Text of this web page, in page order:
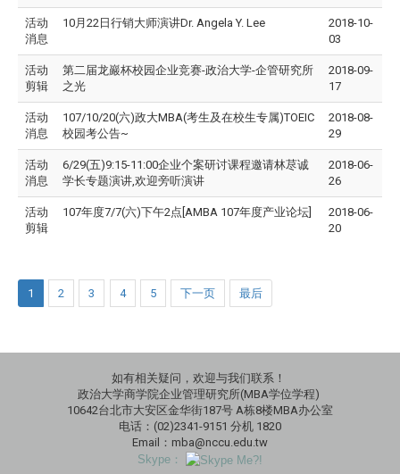
活动
消息
10月22日行销大师演讲Dr. Angela Y. Lee
2018-10-
03
活动
剪辑
第二届龙巖杯校园企业竞赛-政治大学-企管研究所
之光
2018-09-
17
活动
消息
107/10/20(六)政大MBA(考生及在校生专属)TOEIC
校园考公告~
2018-08-
29
活动
消息
6/29(五)9:15-11:00企业个案研讨课程邀请林荩诚
学长专题演讲,欢迎旁听演讲
2018-06-
26
活动
剪辑
107年度7/7(六)下午2点[AMBA 107年度产业论坛]
2018-06-
20
1 2 3 4 5 下一页 最后
如有相关疑问，欢迎与我们联系！
政治大学商学院企业管理研究所(MBA学位学程)
10642台北市大安区金华街187号 A栋8楼MBA办公室
电话：(02)2341-9151 分机 1820
Email：mba@nccu.edu.tw
Skype：